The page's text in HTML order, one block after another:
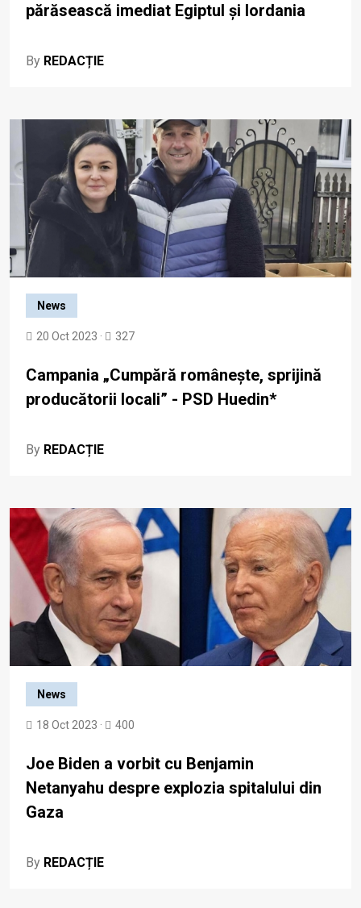
părăsească imediat Egiptul și Iordania
By REDACȚIE
News
20 Oct 2023 · 327
Campania „Cumpără românește, sprijină
producătorii locali” - PSD Huedin*
By REDACȚIE
News
18 Oct 2023 · 400
Joe Biden a vorbit cu Benjamin
Netanyahu despre explozia spitalului din
Gaza
By REDACȚIE